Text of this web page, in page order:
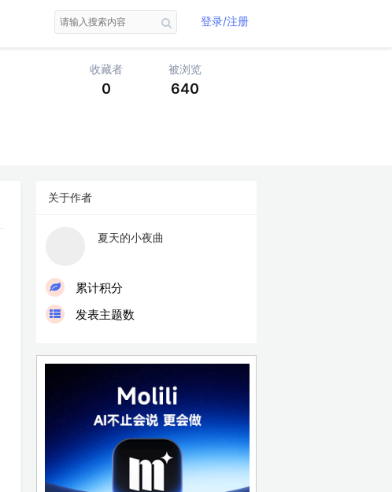
登录/注册
收藏者
0
被浏览
640
关于作者
夏天的小夜曲
累计积分
发表主题数